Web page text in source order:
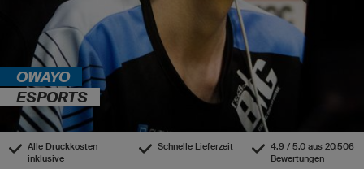
OWAYO
ESPORTS
Alle Druckkosten
inklusive
Schnelle Lieferzeit
4.9 / 5.0 aus 20.506
Bewertungen